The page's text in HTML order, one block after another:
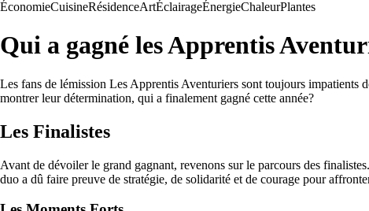
ÉconomieCuisineRésidenceArtÉclairageÉnergieChaleurPlantes
Qui a gagné les Apprentis
Les fans de lémission Les Apprentis Aventuriers sont toujours impatients
montrer leur détermination, qui a finalement gagné cette année?
Les Finalistes
Avant de dévoiler le grand gagnant, revenons sur le parcours des
duo a dû faire preuve de stratégie, de solidarité et de courage pour